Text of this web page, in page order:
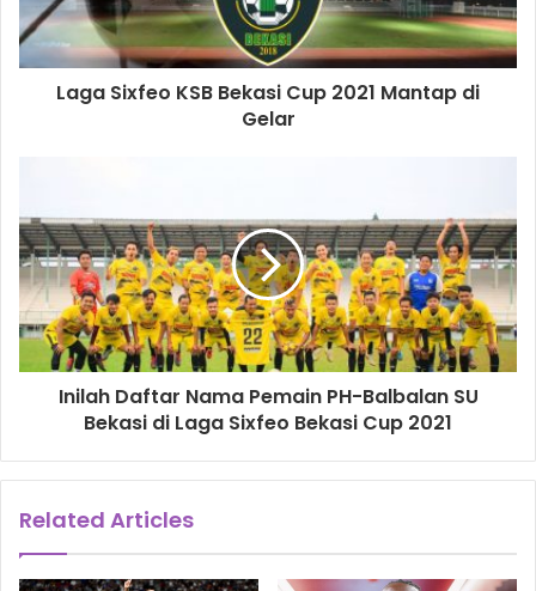
Laga Sixfeo KSB Bekasi Cup 2021 Mantap di
Gelar
Inilah Daftar Nama Pemain PH-Balbalan SU
Bekasi di Laga Sixfeo Bekasi Cup 2021
Related Articles